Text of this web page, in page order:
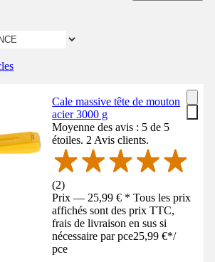
Cale massive tête de mouton
acier 3000 g
Moyenne des avis : 5 de 5
étoiles. 2 Avis clients.
(2)
Prix — 25,99 € * Tous les prix
affichés sont des prix TTC,
frais de livraison en sus si
nécessaire par pce25,99 €*/
pce